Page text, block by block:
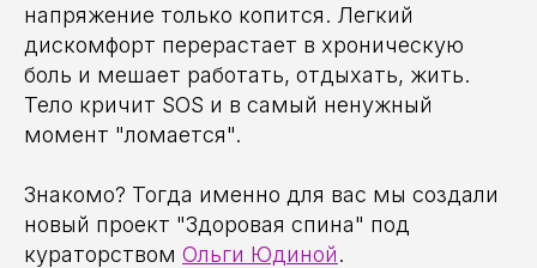
напряжение только копится. Легкий
дискомфорт перерастает в хроническую
боль и мешает работать, отдыхать, жить.
Тело кричит SOS и в самый ненужный
момент "ломается".
Знакомо? Тогда именно для вас мы создали
новый проект "Здоровая спина" под
кураторством Ольги Юдиной.